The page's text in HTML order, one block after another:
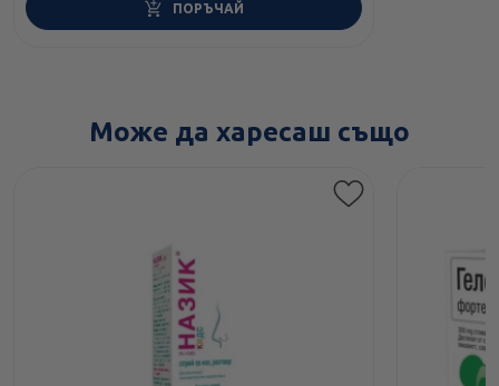
ПОРЪЧАЙ
Може да харесаш също